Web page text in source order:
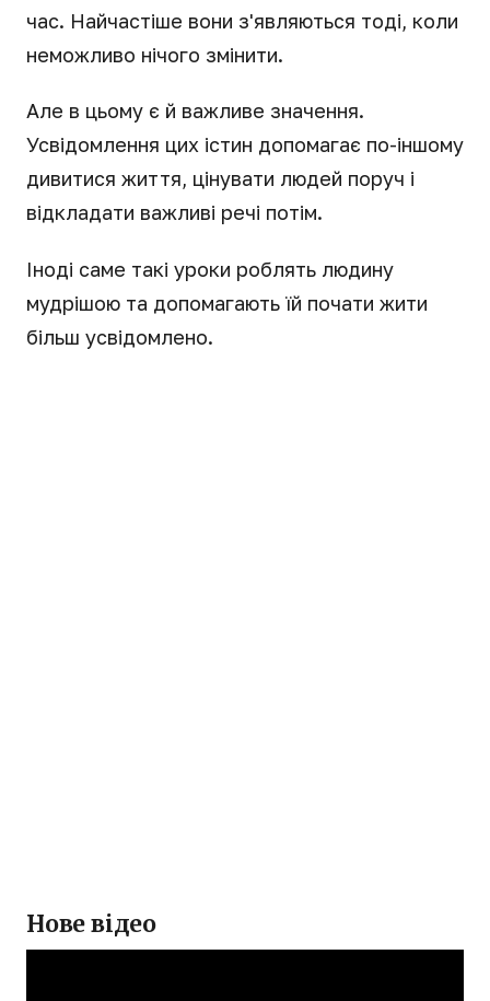
час. Найчастіше вони з'являються тоді, коли
неможливо нічого змінити.
Але в цьому є й важливе значення.
Усвідомлення цих істин допомагає по-іншому
дивитися життя, цінувати людей поруч і
відкладати важливі речі потім.
Іноді саме такі уроки роблять людину
мудрішою та допомагають їй почати жити
більш усвідомлено.
Нове відео